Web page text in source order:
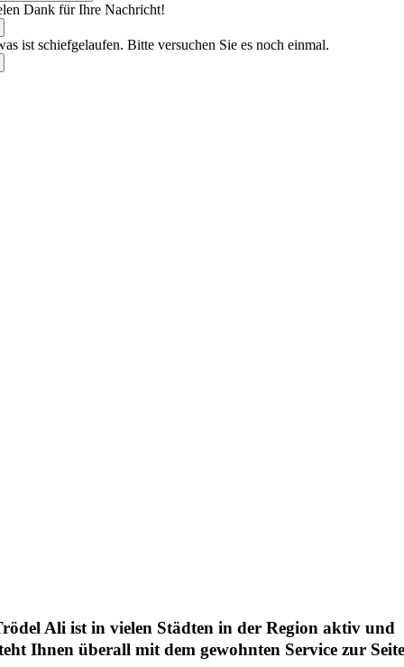
Dank für Ihre Nachricht!
ist schiefgelaufen. Bitte versuchen Sie es noch einmal.
Ali ist in vielen Städten in der Region aktiv und
Ihnen überall mit dem gewohnten Service zur